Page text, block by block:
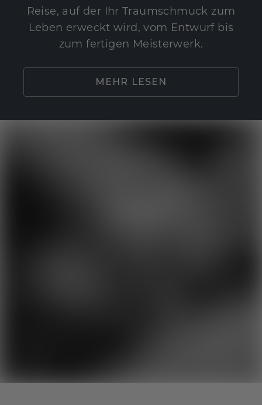
Reise, auf der Ihr Traumschmuck zum
Leben erweckt wird, vom Entwurf bis
zum fertigen Meisterwerk.
MEHR LESEN